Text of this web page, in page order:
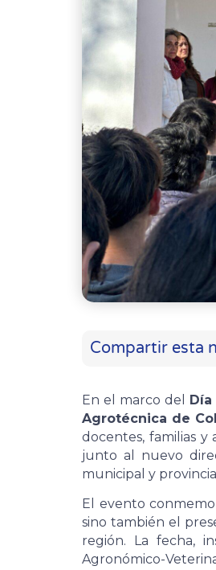
Compartir esta
En el marco del
Agrotécnica de
docentes, familias y
junto al nuevo
municipal y
El evento
sino también el
región. La fecha,
Agronómico-